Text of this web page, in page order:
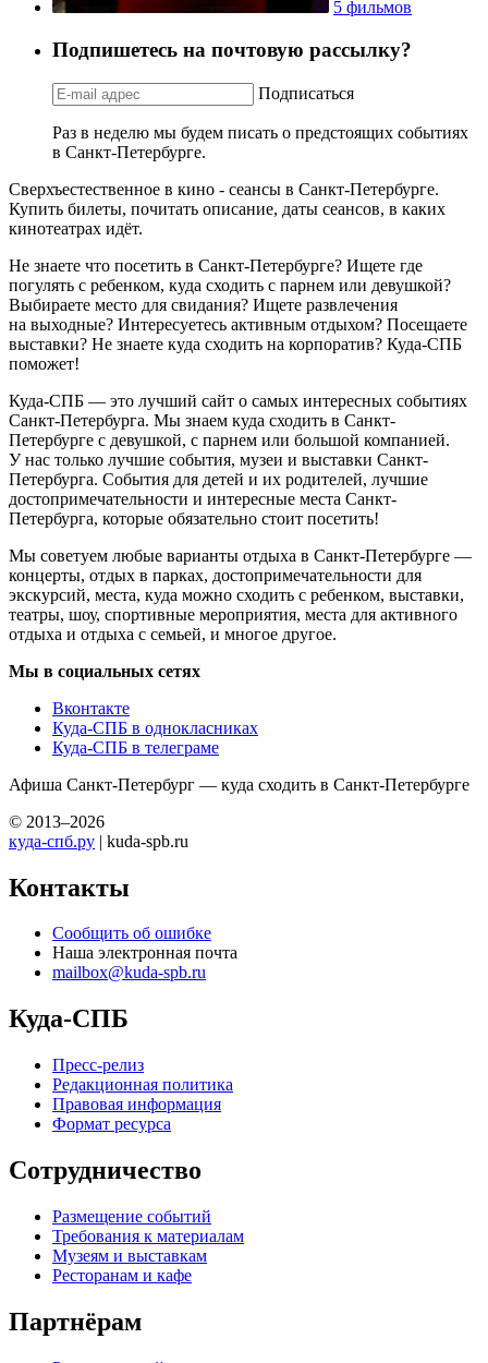
5 фильмов
Подпишетесь на почтовую рассылку?
Подписаться
Раз в неделю мы будем писать о предстоящих событиях
в Санкт-Петербурге.
Сверхъестественное в кино - сеансы в Санкт-Петербурге.
Купить билеты, почитать описание, даты сеансов, в каких
кинотеатрах идёт.
Не знаете что посетить в Санкт-Петербурге? Ищете где
погулять с ребенком, куда сходить с парнем или девушкой?
Выбираете место для свидания? Ищете развлечения
на выходные? Интересуетесь активным отдыхом? Посещаете
выставки? Не знаете куда сходить на корпоратив? Куда-СПБ
поможет!
Куда-СПБ — это лучший сайт о самых интересных событиях
Санкт-Петербурга. Мы знаем куда сходить в Санкт-
Петербурге с девушкой, с парнем или большой компанией.
У нас только лучшие события, музеи и выставки Санкт-
Петербурга. События для детей и их родителей, лучшие
достопримечательности и интересные места Санкт-
Петербурга, которые обязательно стоит посетить!
Мы советуем любые варианты отдыха в Санкт-Петербурге —
концерты, отдых в парках, достопримечательности для
экскурсий, места, куда можно сходить с ребенком, выставки,
театры, шоу, спортивные мероприятия, места для активного
отдыха и отдыха с семьей, и многое другое.
Мы в социальных сетях
Вконтакте
Куда-СПБ в однокласниках
Куда-СПБ в телеграме
Афиша Санкт-Петербург — куда сходить в Санкт-Петербурге
© 2013–2026
куда-спб.ру | kuda-spb.ru
Контакты
Сообщить об ошибке
Наша электронная почта
mailbox@kuda-spb.ru
Куда-СПБ
Пресс-релиз
Редакционная политика
Правовая информация
Формат ресурса
Сотрудничество
Размещение событий
Требования к материалам
Музеям и выставкам
Ресторанам и кафе
Партнёрам